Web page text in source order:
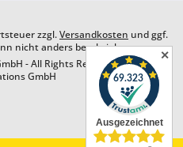
zzgl.Versandkosten und ggf.
nicht anders beschrieben
- All Rights Reserved. Design by
GmbH
✕